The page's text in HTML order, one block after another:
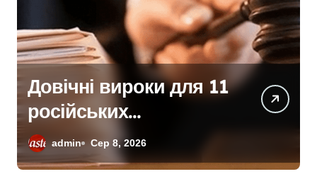
Київщина
відновлюється після
сильних буревіїв:
пошкоджено 62
admin Сер 8, 2026